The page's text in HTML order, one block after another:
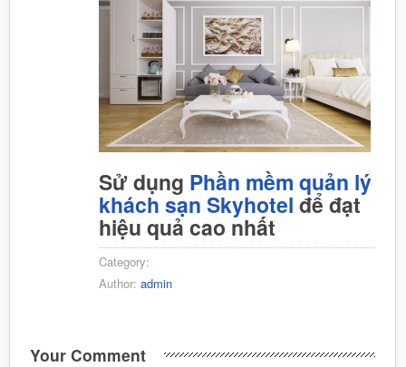
Sử dụng Phần mềm quản lý
khách sạn Skyhotel để đạt
hiệu quả cao nhất
Category:
Author: admin
Your Comment